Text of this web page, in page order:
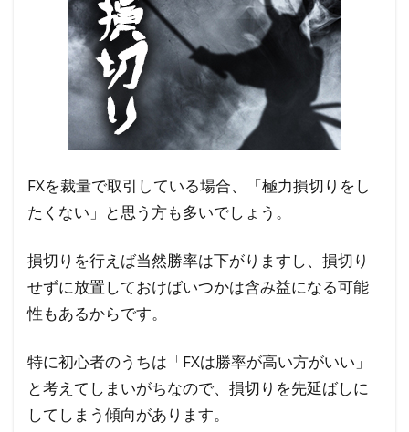
法
損切
りの
方法
①ス
トッ
プ注
文
（逆
FXを裁量で取引している場合、「極力損切りをし
たくない」と思う方も多いでしょう。
損切りを行えば当然勝率は下がりますし、損切り
せずに放置しておけばいつかは含み益になる可能
性もあるからです。
特に初心者のうちは「FXは勝率が高い方がいい」
と考えてしまいがちなので、損切りを先延ばしに
してしまう傾向があります。